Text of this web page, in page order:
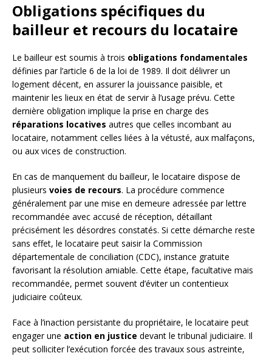
Obligations spécifiques du
bailleur et recours du locataire
Le bailleur est soumis à trois obligations fondamentales
définies par l’article 6 de la loi de 1989. Il doit délivrer un
logement décent, en assurer la jouissance paisible, et
maintenir les lieux en état de servir à l’usage prévu. Cette
dernière obligation implique la prise en charge des
réparations locatives autres que celles incombant au
locataire, notamment celles liées à la vétusté, aux malfaçons,
ou aux vices de construction.
En cas de manquement du bailleur, le locataire dispose de
plusieurs voies de recours. La procédure commence
généralement par une mise en demeure adressée par lettre
recommandée avec accusé de réception, détaillant
précisément les désordres constatés. Si cette démarche reste
sans effet, le locataire peut saisir la Commission
départementale de conciliation (CDC), instance gratuite
favorisant la résolution amiable. Cette étape, facultative mais
recommandée, permet souvent d’éviter un contentieux
judiciaire coûteux.
Face à l’inaction persistante du propriétaire, le locataire peut
engager une action en justice devant le tribunal judiciaire. Il
peut solliciter l’exécution forcée des travaux sous astreinte,